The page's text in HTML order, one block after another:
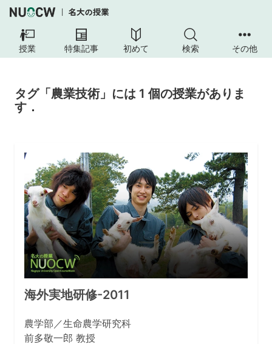
授業 特集記事 初めて 検索 その他
タグ「農業技術」には 1 個の授業がありま
す．
海外実地研修-2011
農学部／生命農学研究科
前多敬一郎 教授